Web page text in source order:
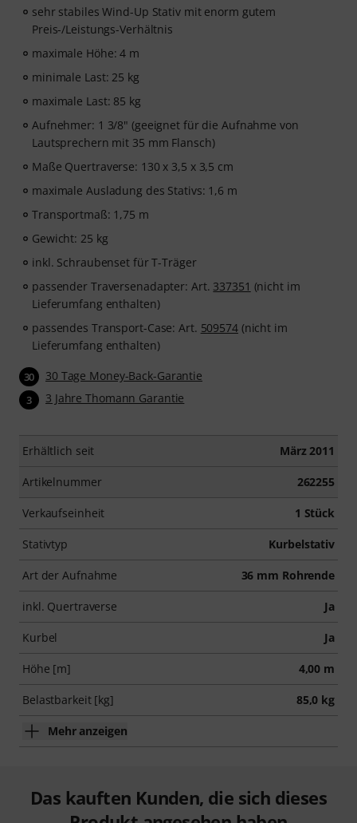
sehr stabiles Wind-Up Stativ mit enorm gutem
Preis-/Leistungs-Verhältnis
maximale Höhe: 4 m
minimale Last: 25 kg
maximale Last: 85 kg
Aufnehmer: 1 3/8" (geeignet für die Aufnahme von
Lautsprechern mit 35 mm Flansch)
Maße Quertraverse: 130 x 3,5 x 3,5 cm
maximale Ausladung des Stativs: 1,6 m
Transportmaß: 1,75 m
Gewicht: 25 kg
inkl. Schraubenset für T-Träger
passender Traversenadapter: Art. 337351 (nicht im
Lieferumfang enthalten)
passendes Transport-Case: Art. 509574(nicht im
Lieferumfang enthalten)
30 30 Tage Money-Back-Garantie
3 3 Jahre Thomann Garantie
Erhältlich seit März 2011
Artikelnummer 262255
Verkaufseinheit 1 Stück
Stativtyp Kurbelstativ
Art der Aufnahme 36 mm Rohrende
inkl. Quertraverse Ja
Kurbel Ja
Höhe [m] 4,00 m
Belastbarkeit [kg] 85,0 kg
Mehr anzeigen
Das kauften Kunden, die sich dieses